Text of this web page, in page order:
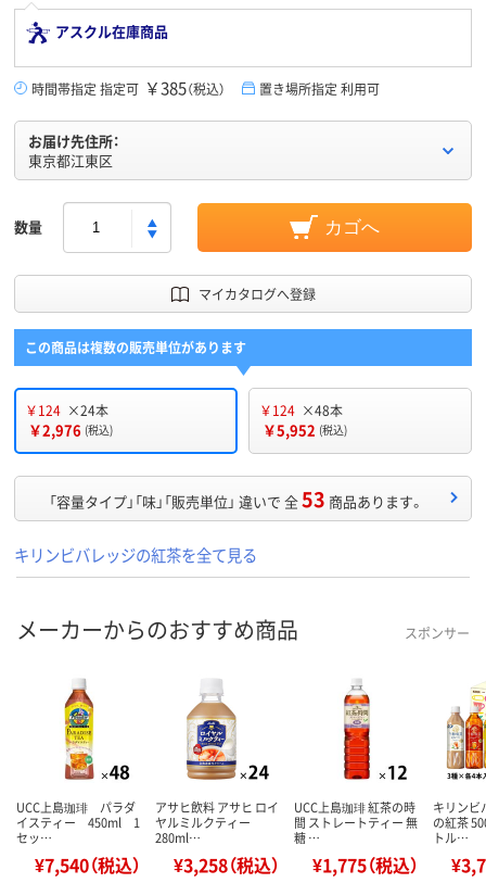
アスクル在庫商品
時間帯指定 指定可 ￥385（税込） 置き場所指定 利用可
お届け先住所：
東京都江東区
数量 カゴへ
マイカタログへ登録
この商品は複数の販売単位があります
￥124 ×24本
￥2,976 (税込)
￥124 ×48本
￥5,952 (税込)
「容量タイプ」「味」「販売単位」 違いで 全53 商品あります。
キリンビバレッジの紅茶を全て見る
メーカーからのおすすめ商品 スポンサー
UCC上島珈琲 パラダ
イスティー 450ml 1
セッ…
¥7,540（税込）
アサヒ飲料 アサヒ ロイ
ヤルミルクティー
280ml…
¥3,258（税込）
UCC上島珈琲 紅茶の時
間 ストレートティー 無
糖 …
¥1,775（税込）
キリンビ
の紅茶
トル…